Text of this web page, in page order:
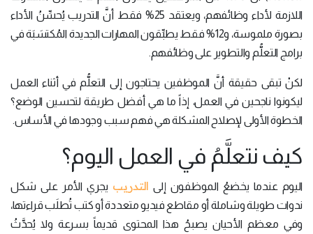
اللازمة لأداء وظائفهم، ويعتقد 25% فقط أنَّ التدريب يُحسِّنُ الأداء
بصورة ملموسة، و12% فقط يطبِّقون المهارات الجديدة المُكتسَبَة في
برامج التعلُّم والتطوير على وظائفهم.
لكنْ تبقى حقيقة أنَّ الموظفين يحتاجون إلى التعلُّم في أثناء العمل
ليكونوا ناجحين في العمل، إذاً ما هي أفضل طريقة لتحسين الوضع؟
الخطوة الأولى لإصلاح المشكلة هي فهم سبب وجودها في الأساس.
كيف نتعلَّمُ في العمل اليوم؟
اليوم عندما يخضعُ الموظفون إلى التدريب يجري الأمر على شكل
ندوات طويلة وشاملة أو مقاطع فيديو متعددة أو كتب تُطلَب قراءتها،
وفي معظم الأحيان يصبحُ هذا المحتوى قديماً بسرعة ولا يُحدَّثُ